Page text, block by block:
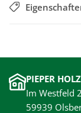
PIEPER
Im Westfeld 2
59939